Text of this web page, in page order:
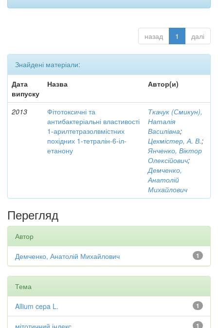
назад 1 далі
Знайдені матеріали:
Дата
випуску
Назва Автор(и)
2013
Фітотоксичні та
антибактеріальні властивості
1-арилтетразолвмістних
похідних 1-тетралін-6-іл-
етанону
Ткачук (Смикун),
Наталія
Василівна;
Цехмістер, А. В.;
Янченко, Віктор
Олексійович;
Демченко,
Анатолій
Михайлович
Перегляд
Автор
1
Демченко, Анатолій Михайлович
Тема
1
Allium cepa L.
1
мітотичний індекс